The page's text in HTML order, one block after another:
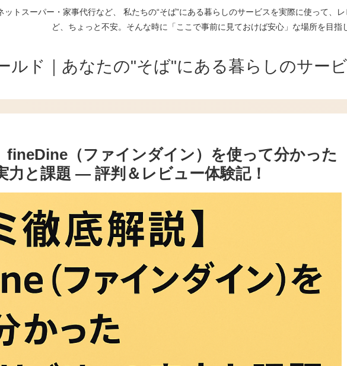
トスーパー・家事代行など、 私たちの“そば”にある暮らしのサービスを実際に使って、
ど、ちょっと不安。そんな時に「ここで事前に見ておけば安心」な場所を目指
ルド｜あなたの"そば"にある暮らしのサー
fineDine（ファインダイン）を使って分かった
力と課題 ― 評判＆レビュー体験記！